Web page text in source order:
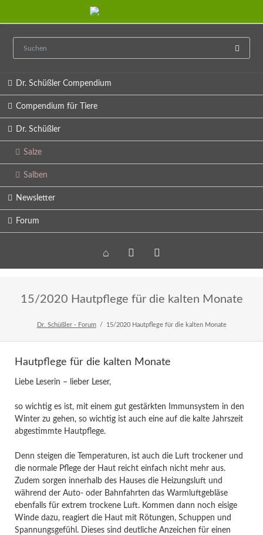
Dr. Schüßler Compendium
Compendium für Tiere
Dr. Schüßler
Salze
Salben
Newsletter
Forum
Home Veranstaltungen
Newsletter
15/2020 Hautpflege für die kalten Monate
Dr. Schüßler - Forum 15/2020 Hautpflege für die kalten Monate
Hautpflege für die kalten Monate
Liebe Leserin – lieber Leser,
so wichtig es ist, mit einem gut gestärkten Immunsystem in den
Winter zu gehen, so wichtig ist auch eine auf die kalte Jahrszeit
abgestimmte Hautpflege.
Denn steigen die Temperaturen, ist auch die Luft trockener und
die normale Pflege der Haut reicht einfach nicht mehr aus.
Zudem sorgen innerhalb des Hauses die Heizungsluft und
während der Auto- oder Bahnfahrten das Warmluftgebläse
ebenfalls für extrem trockene Luft. Kommen dann noch eisige
Winde dazu, reagiert die Haut mit Rötungen, Schuppen und
Spannungsgefühl. Dieses sind deutliche Anzeichen für einen